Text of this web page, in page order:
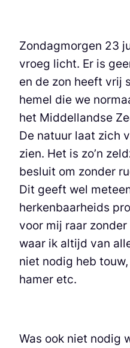
Zondagmorgen 23
vroeg licht. Er is
en de zon heeft vrij
hemel die we
het Middellandse
De natuur laat zich
zien. Het is zo’n
besluit om zonder
Dit geeft wel
herkenbaarheids
voor mij raar
waar ik altijd van
niet nodig heb
hamer etc.
Was ook niet nodig